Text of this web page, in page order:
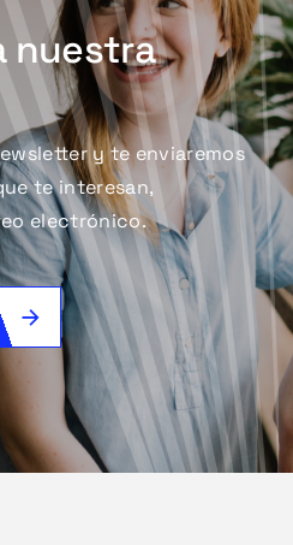
nuestra
y te enviaremos
te interesan,
electrónico.